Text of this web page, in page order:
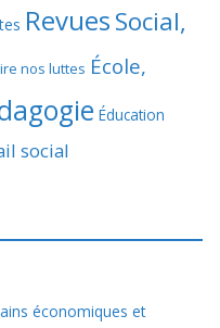
RevuesSocial,
nos luttes École,
Éducation
social
économiques et